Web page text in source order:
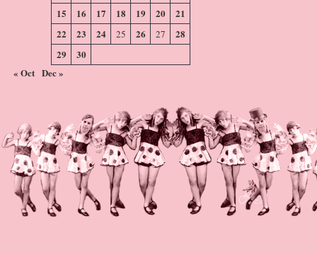
15 16 17 18 19 20
21
22
23 24 25 26 27
28
29
30
« Oct Dec »